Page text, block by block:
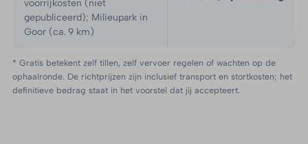
voorrijkosten (niet
gepubliceerd); Milieupark in
Goor (ca. 9 km)
* Gratis betekent zelf tillen, zelf vervoer regelen of wachten op de
ophaalronde. De richtprijzen zijn inclusief transport en stortkosten; het
definitieve bedrag staat in het voorstel dat jij accepteert.